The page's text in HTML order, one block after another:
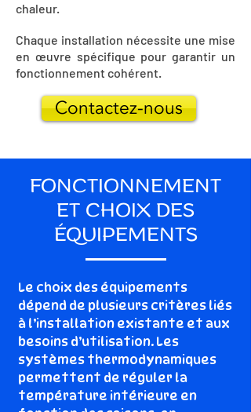
chaleur.
Chaque installation nécessite une mise
en œuvre spécifique pour garantir un
fonctionnement cohérent.
Contactez-nous
FONCTIONNEMENT
ET CHOIX DES
ÉQUIPEMENTS
Le choix des équipements
dépend de plusieurs critères liés
à l’installation existante et aux
besoins d’utilisation. Les
systèmes thermodynamiques
permettent de réguler la
température intérieure en